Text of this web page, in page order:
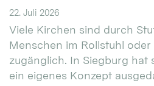
22. Juli 2026
Viele Kirchen sind durch
Menschen im Rollstuhl
zugänglich. In Siegburg hat
ein eigenes Konzept